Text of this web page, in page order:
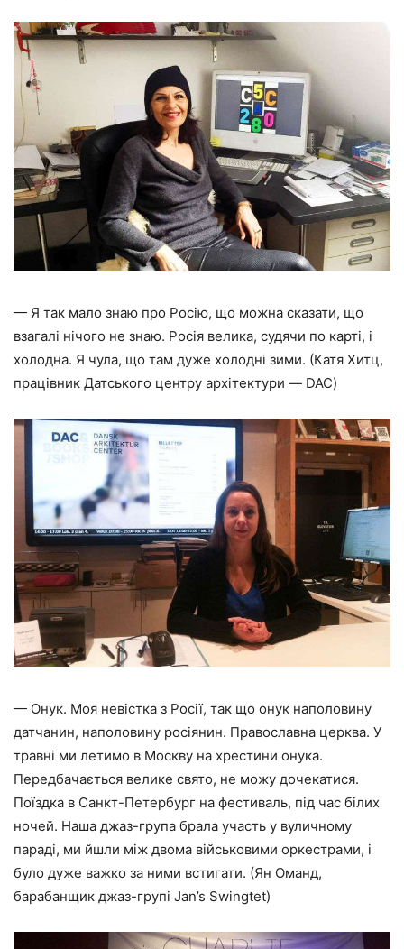
— Я так мало знаю про Росію, що можна сказати, що
взагалі нічого не знаю. Росія велика, судячи по карті, і
холодна. Я чула, що там дуже холодні зими. (Катя Хитц,
працівник Датського центру архітектури — DAC)
— Онук. Моя невістка з Росії, так що онук наполовину
датчанин, наполовину росіянин. Православна церква. У
травні ми летимо в Москву на хрестини онука.
Передбачається велике свято, не можу дочекатися.
Поїздка в Санкт-Петербург на фестиваль, під час білих
ночей. Наша джаз-група брала участь у вуличному
параді, ми йшли між двома військовими оркестрами, і
було дуже важко за ними встигати. (Ян Оманд,
барабанщик джаз-групі Jan’s Swingtet)